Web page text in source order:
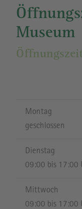
Museum
Montag
geschlossen
Dienstag
09:00 bis 17:00
Mittwoch
09:00 bis 17:00